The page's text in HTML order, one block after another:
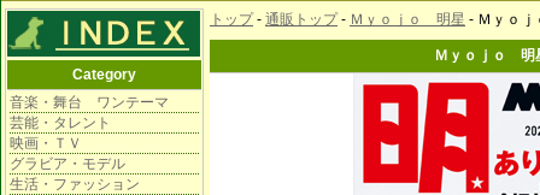
Category
音楽・舞台 ワンテーマ
芸能・タレント
映画・ＴＶ
グラビア・モデル
生活・ファッション
トップ- 通販トップ- Ｍｙｏｊｏ 明星 - Ｍｙｏ
Ｍｙｏｊｏ 明